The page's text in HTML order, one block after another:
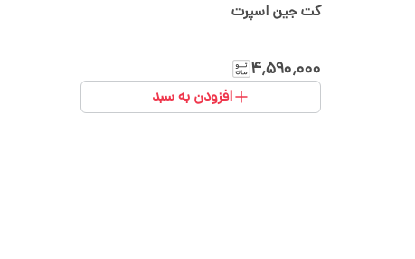
کت جین اسپرت
۴٬۵۹۰٬۰۰۰
افزودن به سبد